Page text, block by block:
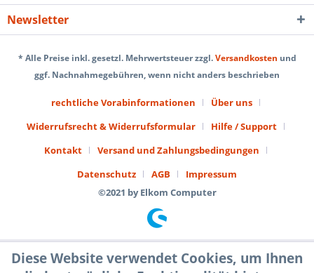
Newsletter
* Alle Preise inkl. gesetzl. Mehrwertsteuer zzgl.Versandkosten und
ggf. Nachnahmegebühren, wenn nicht anders beschrieben
rechtliche Vorabinformationen
Über uns
Widerrufsrecht & Widerrufsformular
Hilfe / Support
Kontakt
Versand und Zahlungsbedingungen
Datenschutz
AGB
Impressum
©2021 by Elkom Computer
Diese Website verwendet Cookies, um Ihnen